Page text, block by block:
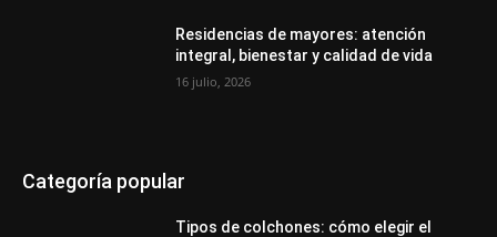
Residencias de mayores: atención
integral, bienestar y calidad de vida
16 julio, 2026
Categoría popular
Tipos de colchones: cómo elegir el